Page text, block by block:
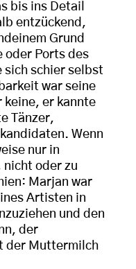
bis ins Detail
entzückend,
Grund
oder Ports des
sich schier selbst
war seine
keine, er kannte
Tänzer,
Wenn
nur in
nicht oder zu
Marjan war
Artisten in
und den
der
der Muttermilch